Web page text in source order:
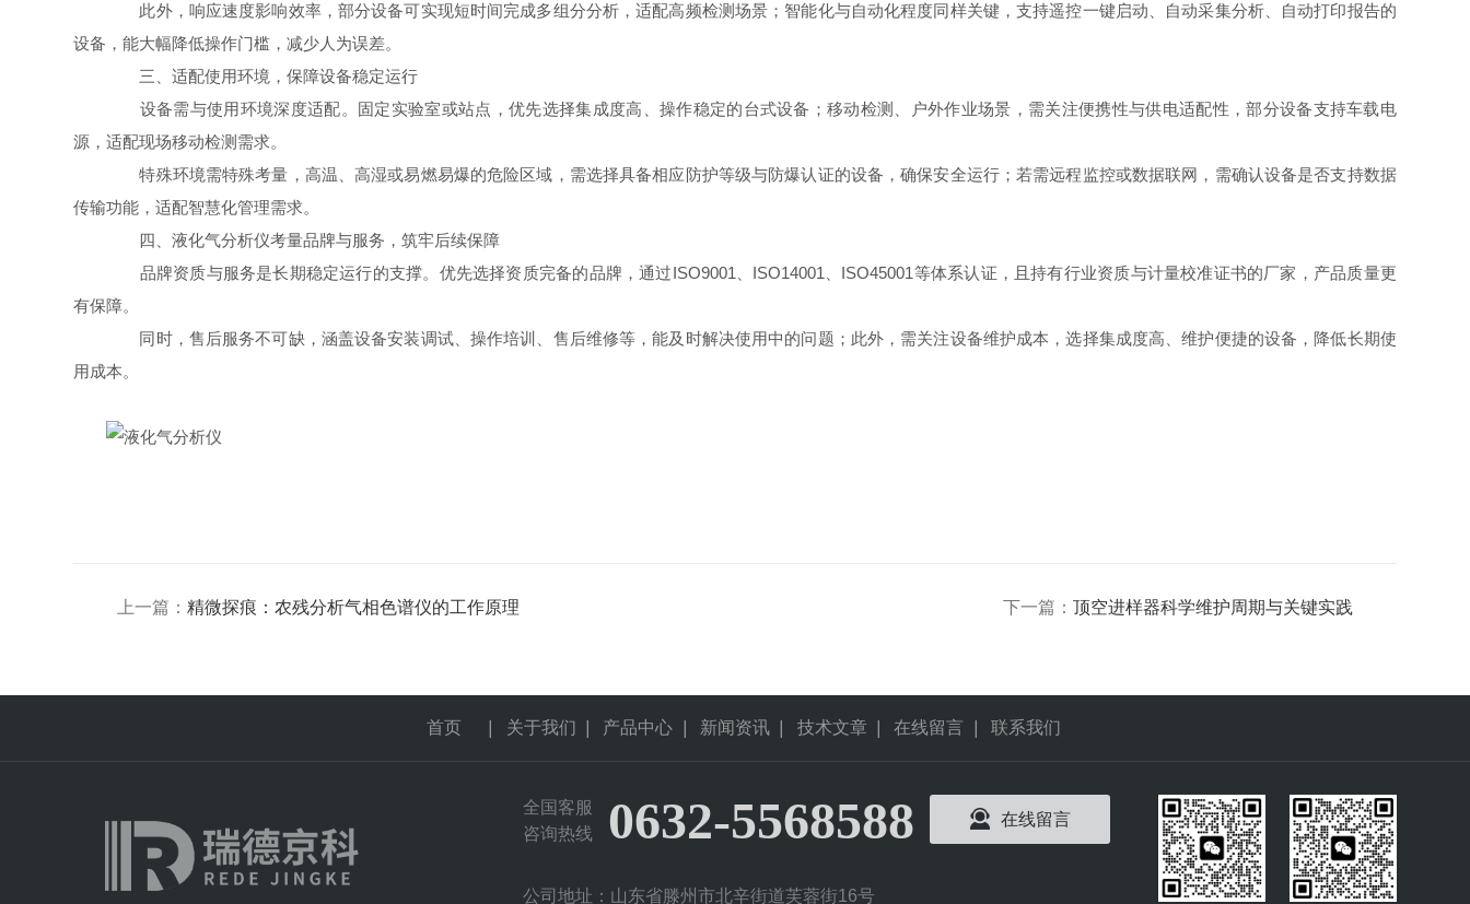
此外，响应速度影响效率，部分设备可实现短时间完成多组分分析，适配高频检测场景；智能化与自动化程度同样关键，支持遥控一键启动、自动采集分析、自动打印报告的
设备，能大幅降低操作门槛，减少人为误差。
三、适配使用环境，保障设备稳定运行
设备需与使用环境深度适配。固定实验室或站点，优先选择集成度高、操作稳定的台式设备；移动检测、户外作业场景，需关注便携性与供电适配性，部分设备支持车载电
源，适配现场移动检测需求。
特殊环境需特殊考量，高温、高湿或易燃易爆的危险区域，需选择具备相应防护等级与防爆认证的设备，确保安全运行；若需远程监控或数据联网，需确认设备是否支持数据
传输功能，适配智慧化管理需求。
四、液化气分析仪考量品牌与服务，筑牢后续保障
品牌资质与服务是长期稳定运行的支撑。优先选择资质完备的品牌，通过ISO9001、ISO14001、ISO45001等体系认证，且持有行业资质与计量校准证书的厂家，产品质量更
有保障。
同时，售后服务不可缺，涵盖设备安装调试、操作培训、售后维修等，能及时解决使用中的问题；此外，需关注设备维护成本，选择集成度高、维护便捷的设备，降低长期使
用成本。
上一篇：精微探痕：农残分析气相色谱仪的工作原理 下一篇： 顶空进样器科学维护周期与关键实践
首页 关于我们 产品中心 新闻资讯 技术文章 在线留言 联系我们
全国客服
咨询热线
0632-5568588 在线留言
公司地址：山东省滕州市北辛街道芙蓉街16号